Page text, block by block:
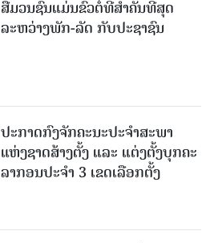
ສື່ມວນຊົນແມ່ນຂົວຕໍ່ທີ່ສໍາຄັນທີ່ສຸດ
ລະຫວ່າງພັກ-ລັດ ກັບປະຊາຊົນ
ປະກາດກົງຈັກຄະນະປະຈໍາສະພາ
ແຫ່ງຊາດສ້າງຕັ້ງ ແລະ ແຕ່ງຕັ້ງບຸກຄະ
ລາກອນປະຈໍາ 3 ເຂດເລືອກຕັ້ງ